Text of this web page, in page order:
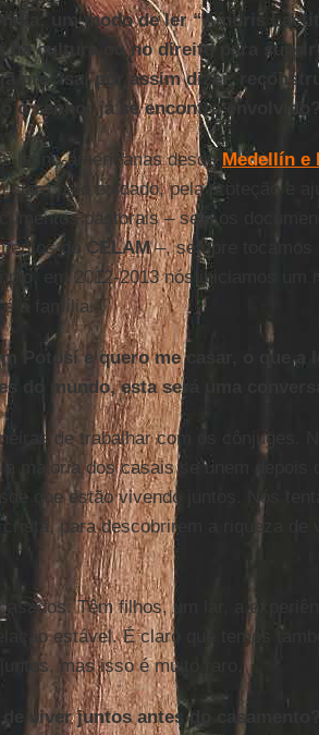
um modo de ler “Amoris
na cultura ou no direito para
precisa, por assim dizer,
o senhor já se encontra envolvido?
latino-americanas desde Medellín e
clara pelo cuidado, pela proteção e
pastorais – seja os
do CELAM–, sempre tocamos
em 2012-2013 nós iniciamos um
a família.
Potosí e quero me casar, o que a
do mundo, esta será uma
de trabalhar com os cônjuges.
maioria dos casais se unem depois
que estão vivendo juntos. Nós
cristã, para descobrirem a riqueza de
Têm filhos, um lar, a
estável. É claro que temos
mas isso é muito raro.
viver juntos antes do